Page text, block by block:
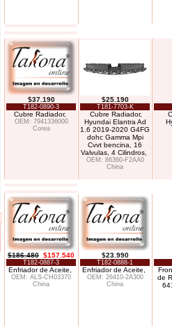
$37.190
T182-0890-3
Cubre Radiador,
OEM: 7941336000
Corea
$25.190
T181-7703-K
Cubre Radiador,
Hyundai Elantra Ad
1.6 2019-2020 G4FG
dohc Gamma Mpi
Cvvt bencina, 16
Valvulas, 4 Cilindros,
OEM: 86360-F2AA0
China
$186.480 $157.540
T182-0887-3
Enfriador de Aceite,
OEM: ALS-CH03370
China
$23.990
T182-0888-1
Enfriador de Aceite,
OEM: 26410-2A300
China
de